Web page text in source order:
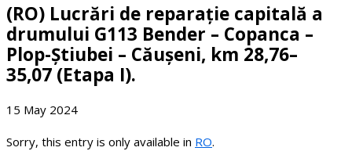
(RO) Lucrări de reparație capitală a
drumului G113 Bender – Copanca –
Plop-Știubei – Căușeni, km 28,76–
35,07 (Etapa I).
15 May 2024
Sorry, this entry is only available in RO.